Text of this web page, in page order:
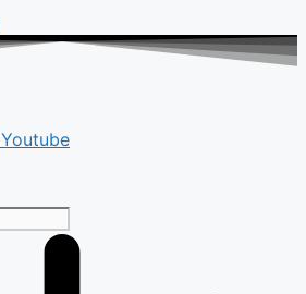
Youtube